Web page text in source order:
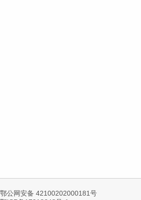
鄂公网安备 42100202000181号